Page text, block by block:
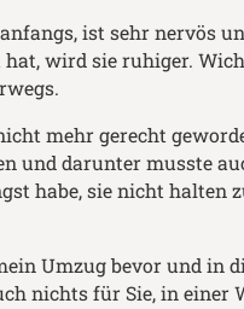
ist sehr nervös
wird sie ruhiger.
mehr gerecht
und darunter musste
habe, sie nicht halten
Umzug bevor und in
nichts für Sie, in einer